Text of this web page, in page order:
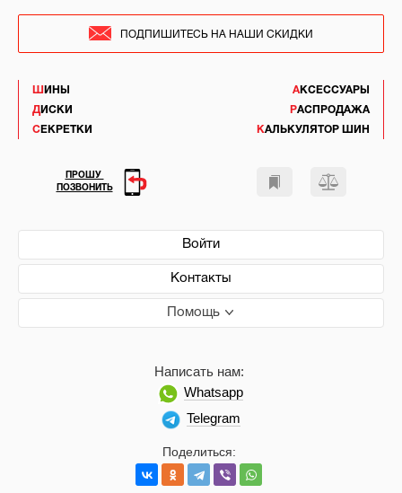
ШИНЫ
ДИСКИ
СЕКРЕТКИ
АКСЕССУАРЫ
РАСПРОДАЖА
КАЛЬКУЛЯТОР ШИН
Войти
Контакты
Помощь
Поделиться:
Написать нам:
Whatsapp
Telegram
ПОДПИШИТЕСЬ НА НАШИ СКИДКИ
ПРОШУ
ПОЗВОНИТЬ